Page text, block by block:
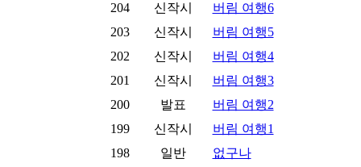
204
신작시
버림 여행6
203
신작시
버림 여행5
202
신작시
버림 여행4
201
신작시
버림 여행3
200
발표
버림 여행2
199
신작시
버림 여행1
198
일반
없구나